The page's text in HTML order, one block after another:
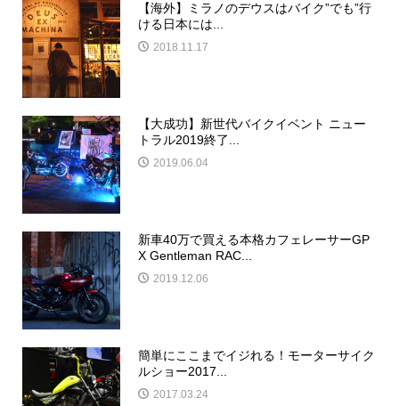
【海外】ミラノのデウスはバイク”でも”行
ける日本には...
2018.11.17
【大成功】新世代バイクイベント ニュー
トラル2019終了...
2019.06.04
新車40万で買える本格カフェレーサーGP
X Gentleman RAC...
2019.12.06
簡単にここまでイジれる！モーターサイク
ルショー2017...
2017.03.24